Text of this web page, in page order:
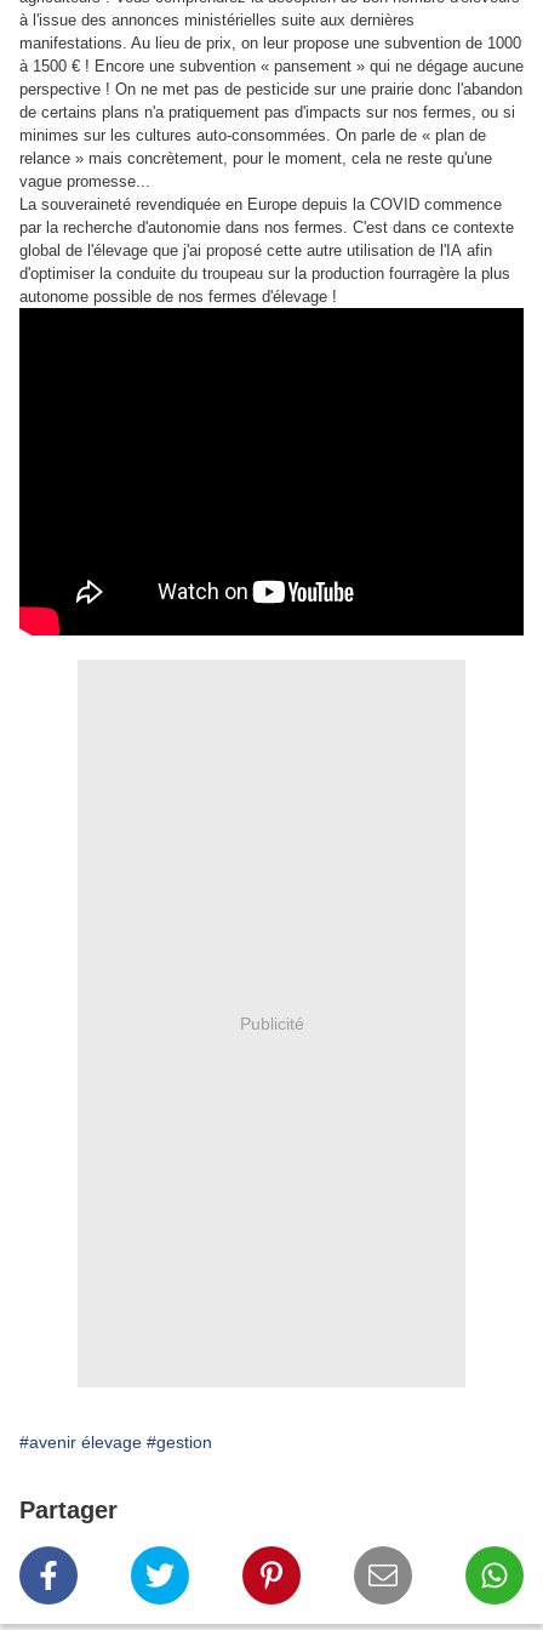
à l'issue des annonces ministérielles suite aux dernières
manifestations. Au lieu de prix, on leur propose une subvention de 1000
à 1500 € ! Encore une subvention « pansement » qui ne dégage aucune
perspective ! On ne met pas de pesticide sur une prairie donc l'abandon
de certains plans n'a pratiquement pas d'impacts sur nos fermes, ou si
minimes sur les cultures auto-consommées. On parle de « plan de
relance » mais concrètement, pour le moment, cela ne reste qu'une
vague promesse...
La souveraineté revendiquée en Europe depuis la COVID commence
par la recherche d'autonomie dans nos fermes. C'est dans ce contexte
global de l'élevage que j'ai proposé cette autre utilisation de l'IA afin
d'optimiser la conduite du troupeau sur la production fourragère la plus
autonome possible de nos fermes d'élevage !
Publicité
#avenir élevage #gestion
Partager